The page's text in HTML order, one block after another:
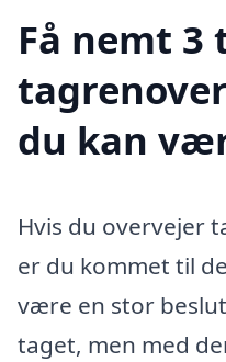
Få nemt 3
du kan
Hvis du overvejer
er du kommet til
være en stor
taget, men med